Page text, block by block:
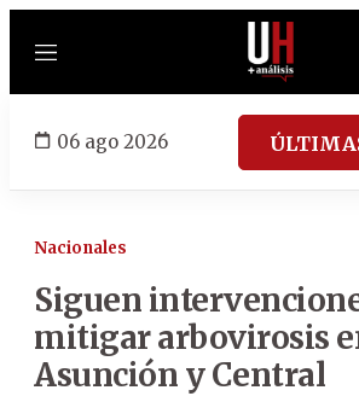
Menú
06 ago 2026
Nacionales
Siguen
mitigar arbovirosis
Asunción y Central